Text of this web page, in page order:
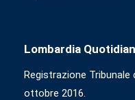
Lombardia
Registrazione Tribunale
ottobre 2016.